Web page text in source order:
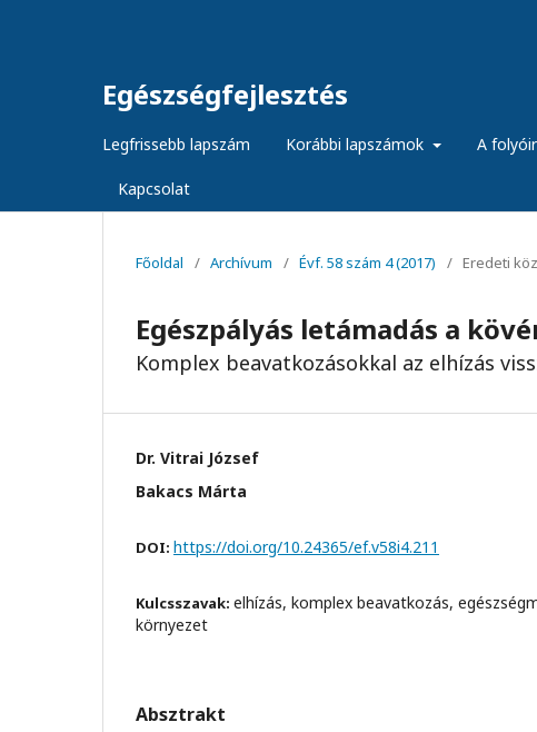
Egészségfejlesztés
Legfrissebb lapszám Korábbi lapszámok A
Kapcsolat
Főoldal / Archívum / Évf. 58 szám 4 (2017) / Eredeti
Egészpályás letámadás a
Komplex beavatkozásokkal az elhízás
Dr. Vitrai József
Bakacs Márta
DOI: https://doi.org/10.24365/ef.v58i4.211
Kulcsszavak: elhízás, komplex beavatkozás,
környezet
Absztrakt